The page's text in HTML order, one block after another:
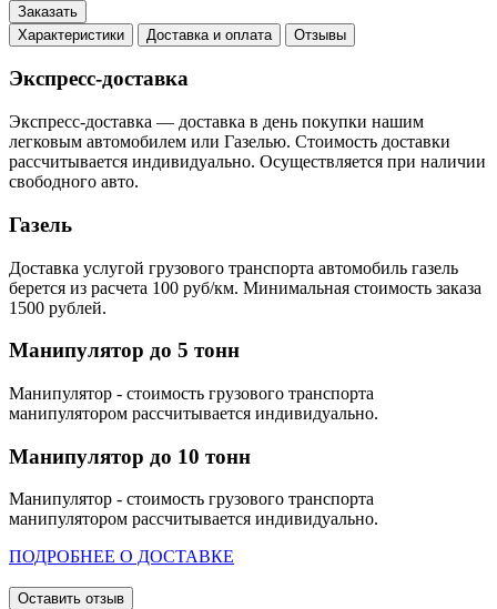
Заказать
Характеристики
Доставка и оплата Отзывы
Экспресс-доставка
Экспресс-доставка — доставка в день покупки нашим
легковым автомобилем или Газелью. Стоимость доставки
рассчитывается индивидуально. Осуществляется при наличии
свободного авто.
Газель
Доставка услугой грузового транспорта автомобиль газель
берется из расчета 100 руб/км. Минимальная стоимость заказа
1500 рублей.
Манипулятор до 5 тонн
Манипулятор - стоимость грузового транспорта
манипулятором рассчитывается индивидуально.
Манипулятор до 10 тонн
Манипулятор - стоимость грузового транспорта
манипулятором рассчитывается индивидуально.
ПОДРОБНЕЕ О ДОСТАВКЕ
Оставить отзыв